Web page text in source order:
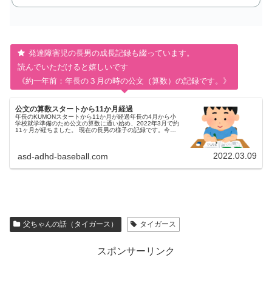
発達障害児の長男の成長記録も綴っています。
読んでいただけると嬉しいです
《約一年前：年長の３月の時の公文（算数）の記録です。》
公文の算数スタートから11か月経過
年長のKUMONスタートから11か月が経過年長の4月から小
学校就学準備のため公文の算数に通い始め、2022年3月で約
11ヶ月が経ちました。 現在の長男の様子の記録です。今ま
asd-adhd-baseball.com 2022.03.09
父ちゃんの話（タイガース） タイガース
スポンサーリンク